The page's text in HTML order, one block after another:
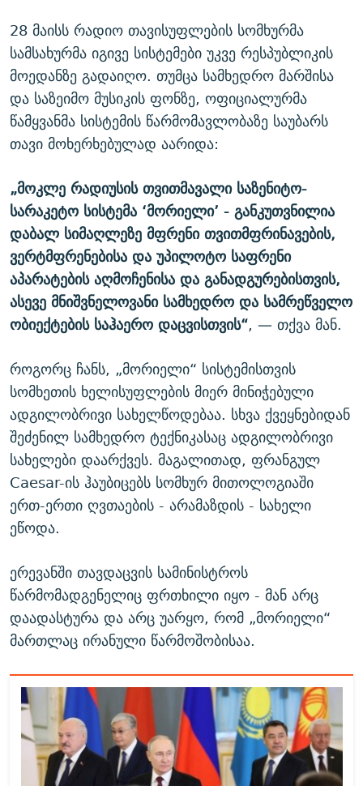
28 მაისს რადიო თავისუფლების სომხურმა
სამსახურმა იგივე სისტემები უკვე რესპუბლიკის
მოედანზე გადაიღო. თუმცა სამხედრო მარშისა
და საზეიმო მუსიკის ფონზე, ოფიციალურმა
წამყვანმა სისტემის წარმომავლობაზე საუბარს
თავი მოხერხებულად აარიდა:
„მოკლე რადიუსის თვითმავალი საზენიტო-
სარაკეტო სისტემა ‘მორიელი’ - განკუთვნილია
დაბალ სიმაღლეზე მფრენი თვითმფრინავების,
ვერტმფრენებისა და უპილოტო საფრენი
აპარატების აღმოჩენისა და განადგურებისთვის,
ასევე მნიშვნელოვანი სამხედრო და სამრეწველო
ობიექტების საჰაერო დაცვისთვის“, — თქვა მან.
როგორც ჩანს, „მორიელი“ სისტემისთვის
სომხეთის ხელისუფლების მიერ მინიჭებული
ადგილობრივი სახელწოდებაა. სხვა ქვეყნებიდან
შეძენილ სამხედრო ტექნიკასაც ადგილობრივი
სახელები დაარქვეს. მაგალითად, ფრანგულ
Caesar-ის ჰაუბიცებს სომხურ მითოლოგიაში
ერთ-ერთი ღვთაების - არამაზდის - სახელი
ეწოდა.
ერევანში თავდაცვის სამინისტროს
წარმომადგენელიც ფრთხილი იყო - მან არც
დაადასტურა და არც უარყო, რომ „მორიელი“
მართლაც ირანული წარმოშობისაა.